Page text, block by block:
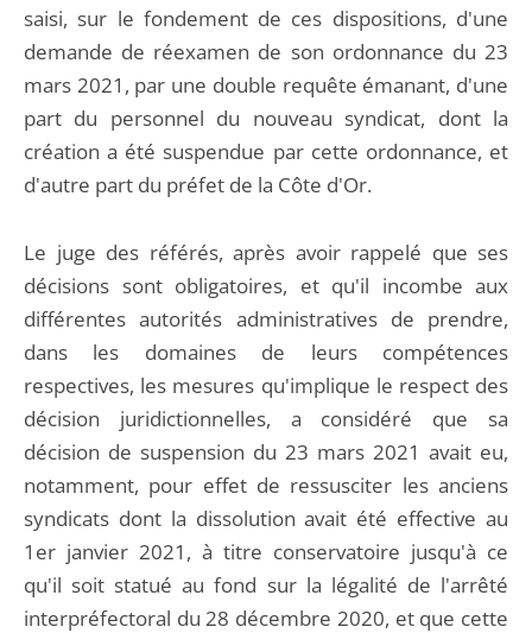
saisi, sur le fondement de ces dispositions, d'une
demande de réexamen de son ordonnance du 23
mars 2021, par une double requête émanant, d'une
part du personnel du nouveau syndicat, dont la
création a été suspendue par cette ordonnance, et
d'autre part du préfet de la Côte d'Or.
Le juge des référés, après avoir rappelé que ses
décisions sont obligatoires, et qu'il incombe aux
différentes autorités administratives de prendre,
dans les domaines de leurs compétences
respectives, les mesures qu'implique le respect des
décision juridictionnelles, a considéré que sa
décision de suspension du 23 mars 2021 avait eu,
notamment, pour effet de ressusciter les anciens
syndicats dont la dissolution avait été effective au
1er janvier 2021, à titre conservatoire jusqu'à ce
qu'il soit statué au fond sur la légalité de l'arrêté
interpréfectoral du 28 décembre 2020, et que cette